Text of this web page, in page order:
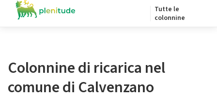
Tutte le
colonnine
Colonnine di ricarica nel
comune di Calvenzano